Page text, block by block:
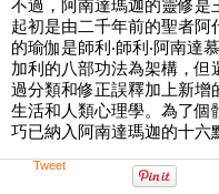
不過，阿南達瑪迦的靈修是
起初是由二千年前的聖者
的瑜伽是師利‧師利‧阿南達
加利的八部功法為架構，
過分類和修正誤釋加上新增
生活和人類心理學。為了個
巧已納入阿南達瑪迦的十六
Tweet